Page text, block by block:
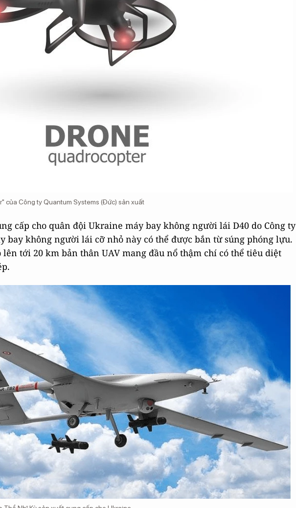
của Công ty Quantum Systems (Đức) sản xuất
cấp cho quân đội Ukraine máy bay không người lái D40 do Công ty
bay không người lái cỡ nhỏ này có thể được bắn từ súng phóng lựu.
lên tới 20 km bản thân UAV mang đầu nổ thậm chí có thể tiêu diệt